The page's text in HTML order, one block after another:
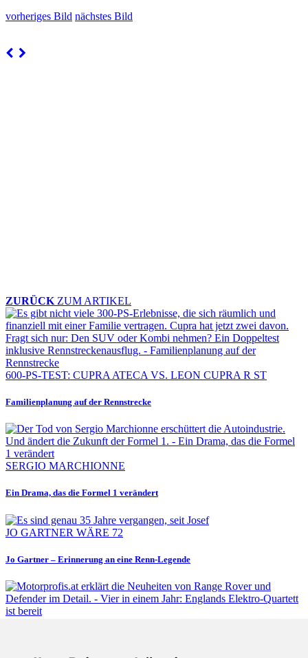
vorheriges Bild nächstes Bild
ZURÜCK ZUM ARTIKEL
600-PS-TEST: CUPRA ATECA VS. LEON CUPRA R ST
Familienplanung auf der Rennstrecke
SERGIO MARCHIONNE
Ein Drama, das die Formel 1 verändert
JO GARTNER WÄRE 72
Jo Gartner – Erinnerung an eine Renn-Legende